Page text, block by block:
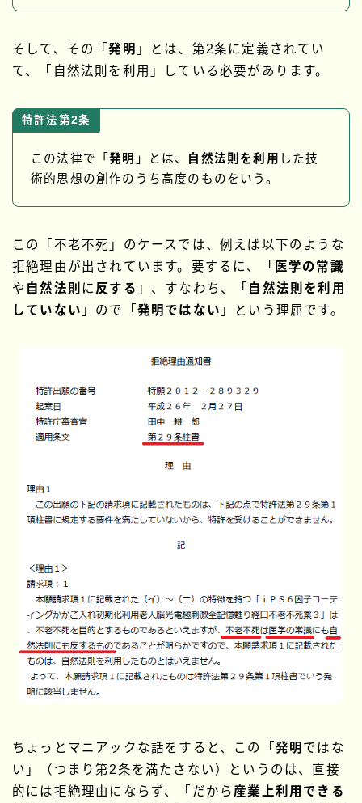
そして、その「発明 」とは、第2条に定義されてい
て、「自然法則を利用」している必要があります。
特許法第2条
この法律で「発明 」とは、 自然法則を利用 した技
術的思想の創作のうち高度のものをいう。
この「不老不死」のケースでは、例えば以下のような
拒絶理由が出されています。要するに、「 医学の常識
や 自然法則 に 反する 」、すなわち、「 自然法則を利用
していない 」ので「 発明ではない 」という理屈です。
ちょっとマニアックな話をすると、この「 発明 ではな
い」（つまり第2条を満たさない）というのは、直接
的には拒絶理由にならず、「だから 産業上利用できる